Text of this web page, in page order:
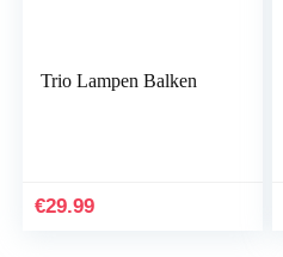
Trio Lampen Balken
€29.99